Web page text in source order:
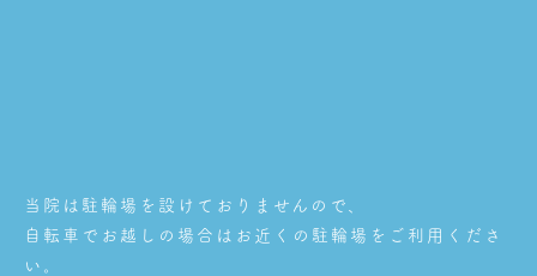
当院は駐輪場を設けておりませんので、
自転車でお越しの場合はお近くの駐輪場をご利用くださ
い。